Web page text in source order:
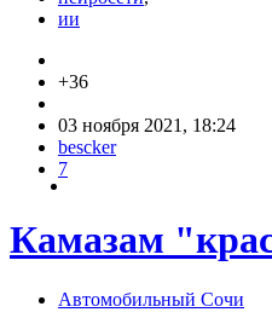
ии
+36
03 ноября 2021, 18:24
bescker
7
Камазам
Автомобильный Сочи